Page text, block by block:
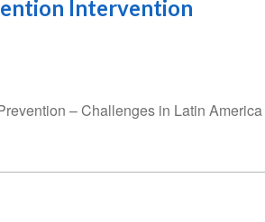
Intervention
– Challenges in Latin America